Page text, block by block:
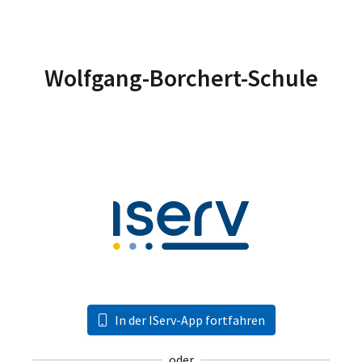
Wolfgang-Borchert-Schule
In der IServ-App fortfahren